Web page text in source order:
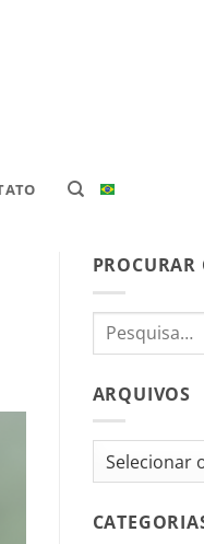
PROCURAR
ARQUIVOS
Arquivos